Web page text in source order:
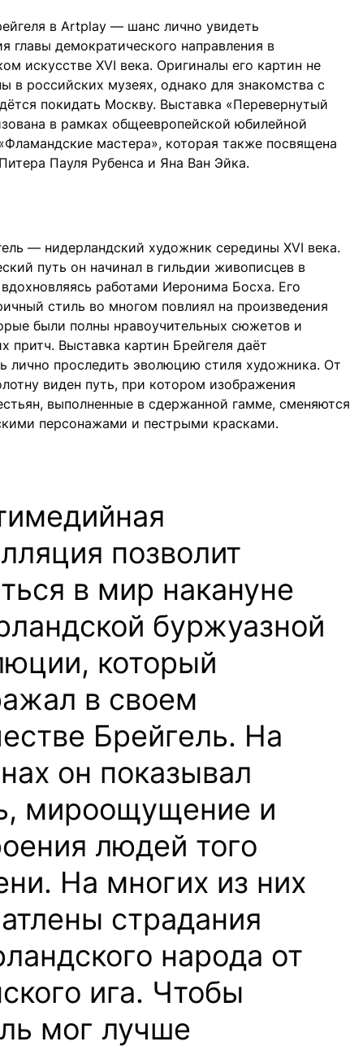
в Artplay — шанс лично увидеть
главы демократического направления в
искусстве XVI века. Оригиналы его картин не
в российских музеях, однако для знакомства с
покидать Москву. Выставка «Перевернутый
в рамках общеевропейской юбилейной
мастера», которая также посвящена
Пауля Рубенса и Яна Ван Эйка.
— нидерландский художник середины XVI века.
путь он начинал в гильдии живописцев в
работами Иеронима Босха. Его
стиль во многом повлиял на произведения
были полны нравоучительных сюжетов и
притч. Выставка картин Брейгеля даёт
лично проследить эволюцию стиля художника. От
виден путь, при котором изображения
выполненные в сдержанной гамме, сменяются
персонажами и пестрыми красками.
позволит
в мир накануне
буржуазной
который
в своем
Брейгель. На
он показывал
мироощущение и
людей того
На многих из них
страдания
народа от
ига. Чтобы
мог лучше